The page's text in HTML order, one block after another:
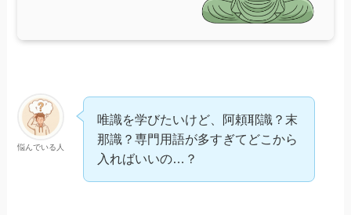
悩んでいる人
唯識を学びたいけど、阿頼耶識？末
那識？専門用語が多すぎてどこから
入ればいいの…？